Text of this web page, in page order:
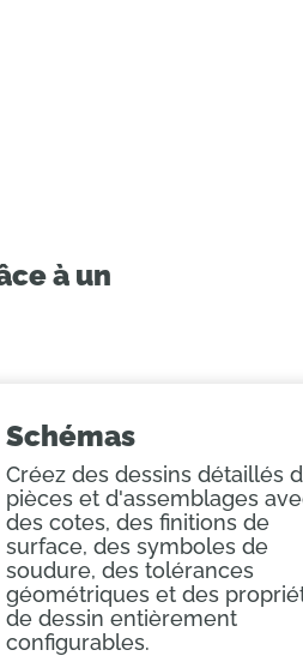
à un
Schémas
Créez des dessins détaillés
pièces et d'assemblages
des cotes, des finitions de
surface, des symboles de
soudure, des tolérances
géométriques et des
de dessin entièrement
configurables.